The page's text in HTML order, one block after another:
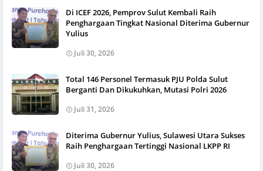
Di ICEF 2026, Pemprov Sulut Kembali Raih
Penghargaan Tingkat Nasional Diterima Gubernur
Yulius
Juli 30, 2026
Total 146 Personel Termasuk PJU Polda Sulut
Berganti Dan Dikukuhkan, Mutasi Polri 2026
Juli 31, 2026
Diterima Gubernur Yulius, Sulawesi Utara Sukses
Raih Penghargaan Tertinggi Nasional LKPP RI
Juli 30, 2026